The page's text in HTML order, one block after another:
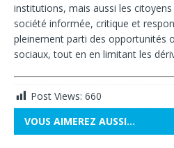
institutions, mais aussi les
société informée, critique et
pleinement parti des opportunités
sociaux, tout en en limitant les
Post Views: 660
VOUS AIMEREZ AUSSI…